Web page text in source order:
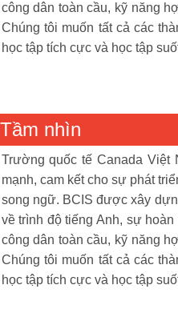
công dân toàn cầu, kỹ năng
Chúng tôi muốn tất cả các
học tập tích cực và học tập
Tầm nhìn
Trường quốc tế Canada Việt
mạnh, cam kết cho sự phát
song ngữ. BCIS được xây
về trình độ tiếng Anh, sự
công dân toàn cầu, kỹ năng
Chúng tôi muốn tất cả các
học tập tích cực và học tập